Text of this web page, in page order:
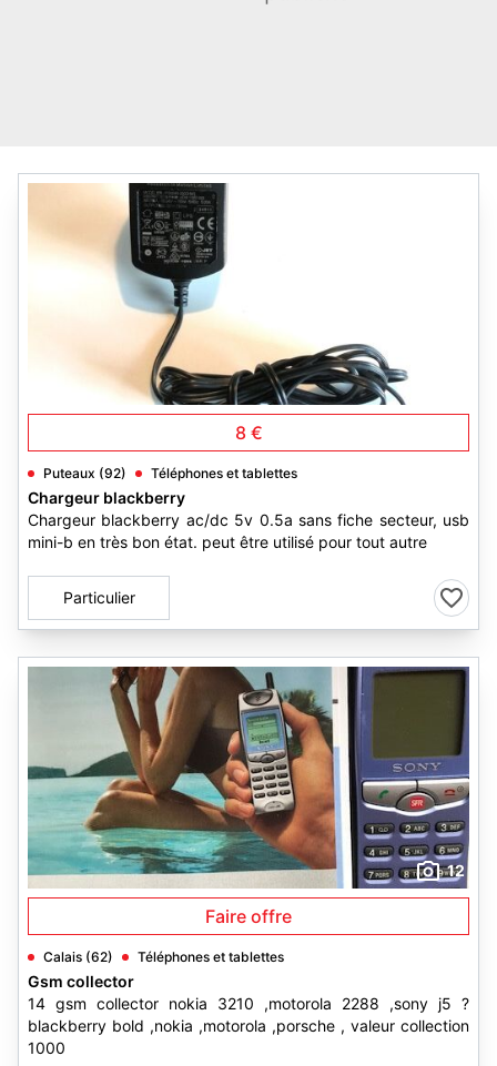
8 €
Puteaux (92) Téléphones et tablettes
Chargeur blackberry
Chargeur blackberry ac/dc 5v 0.5a sans fiche secteur, usb
mini-b en très bon état. peut être utilisé pour tout autre
Particulier
12
Faire offre
Calais (62) Téléphones et tablettes
Gsm collector
14 gsm collector nokia 3210 ,motorola 2288 ,sony j5 ?
blackberry bold ,nokia ,motorola ,porsche , valeur collection
1000